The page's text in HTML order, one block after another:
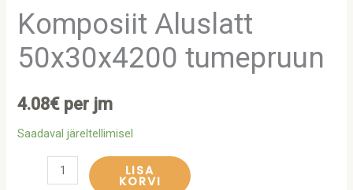
Komposiit Aluslatt
50x30x4200 tumepruun
4.08€ per jm
Saadaval järeltellimisel
LISA
KORVI